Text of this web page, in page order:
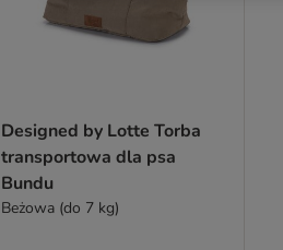
Designed by Lotte Torba
transportowa dla psa
Bundu
Beżowa (do 7 kg)